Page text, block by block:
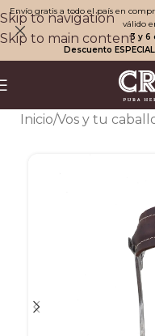
Skip to navigation
Skip to main content
Envío gratis a todo el país en
válido
3 y 6
Descuento
Inicio/Vos y tu